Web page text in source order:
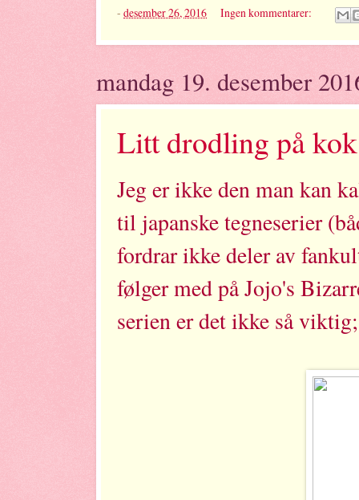
- desember 26, 2016 Ingen kommentarer:
mandag 19. desember
Litt drodling på kok
Jeg er ikke den man kan
til japanske tegneserier
fordrar ikke deler av
følger med på Jojo's
serien er det ikke så